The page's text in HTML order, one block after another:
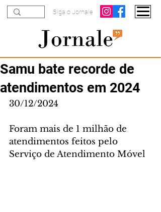
Siga o Jornale
Samu bate recorde de
atendimentos em 2024
30/12/2024
Foram mais de 1 milhão de
atendimentos feitos pelo
Serviço de Atendimento Móvel